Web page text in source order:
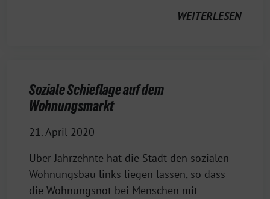
WEITERLESEN
Soziale Schieflage auf dem
Wohnungsmarkt
21. April 2020
Über Jahrzehnte hat die Stadt den sozialen
Wohnungsbau links liegen lassen, so dass
die Wohnungsnot bei Menschen mit